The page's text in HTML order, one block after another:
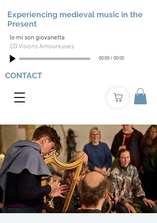
Experiencing medieval music in the
Present
Io mi son giovanetta
CD Visions Amoureuses
00:00/00:00
CONTACT